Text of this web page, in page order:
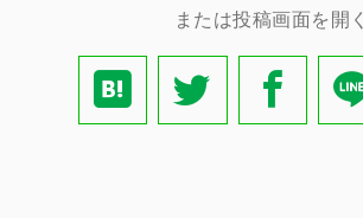
または投稿画面を開く